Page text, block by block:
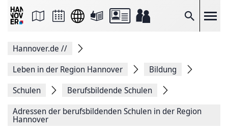
Suche
Seite
Facebook
teilen
Seitenlink
Seite
Drucken
Hannover.de //
Leben in der Region Hannover
Bildung
Schulen
Berufsbildende Schulen
Adressen der berufsbildenden Schulen in der Region
Hannover